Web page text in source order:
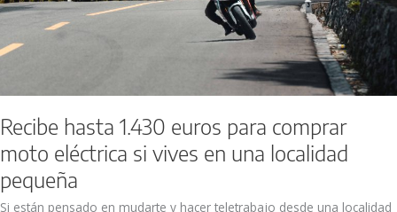
Recibe hasta 1.430 euros para comprar
moto eléctrica si vives en una localidad
pequeña
Si están pensado en mudarte y hacer teletrabajo desde una localidad
si
en